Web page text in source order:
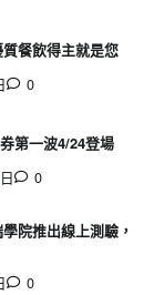
餐飲得主就是您
0
第一波4/24登場
0
院推出線上測驗，
0